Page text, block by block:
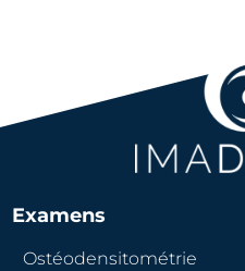
Examens
Ostéodensitométrie